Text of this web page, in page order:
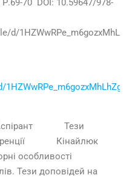
70 DOI: 10.59647/978-
d/
Тези
Кінайлюк
особливості
Тези доповідей на